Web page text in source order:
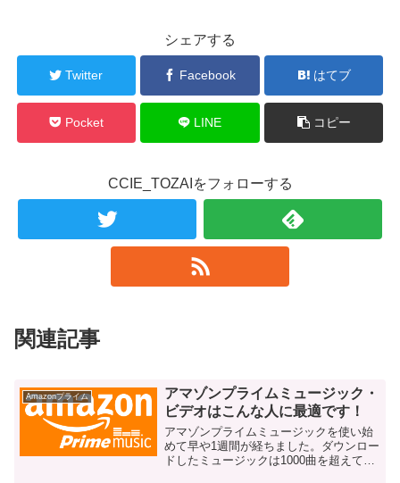
シェアする
Twitter Facebook はてブ
Pocket LINE コピー
CCIE_TOZAIをフォローする
関連記事
Amazonプライム
アマゾンプライムミュージック・
ビデオはこんな人に最適です！
アマゾンプライムミュージックを使い始
めて早や1週間が経ちました。ダウンロー
ドしたミュージックは1000曲を超えてる